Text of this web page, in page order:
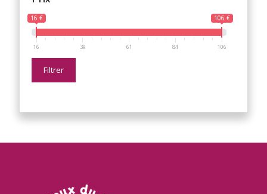
16 € 106 €
16 39 61 84 106
Filtrer